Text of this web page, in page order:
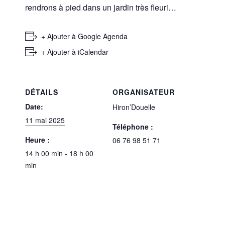
rendrons à pied dans un jardin très fleuri…
+ Ajouter à Google Agenda
+ Ajouter à iCalendar
DÉTAILS
Date:
11 mai 2025
Heure :
14 h 00 min - 18 h 00
min
ORGANISATEUR
Hiron’Douelle
Téléphone :
06 76 98 51 71